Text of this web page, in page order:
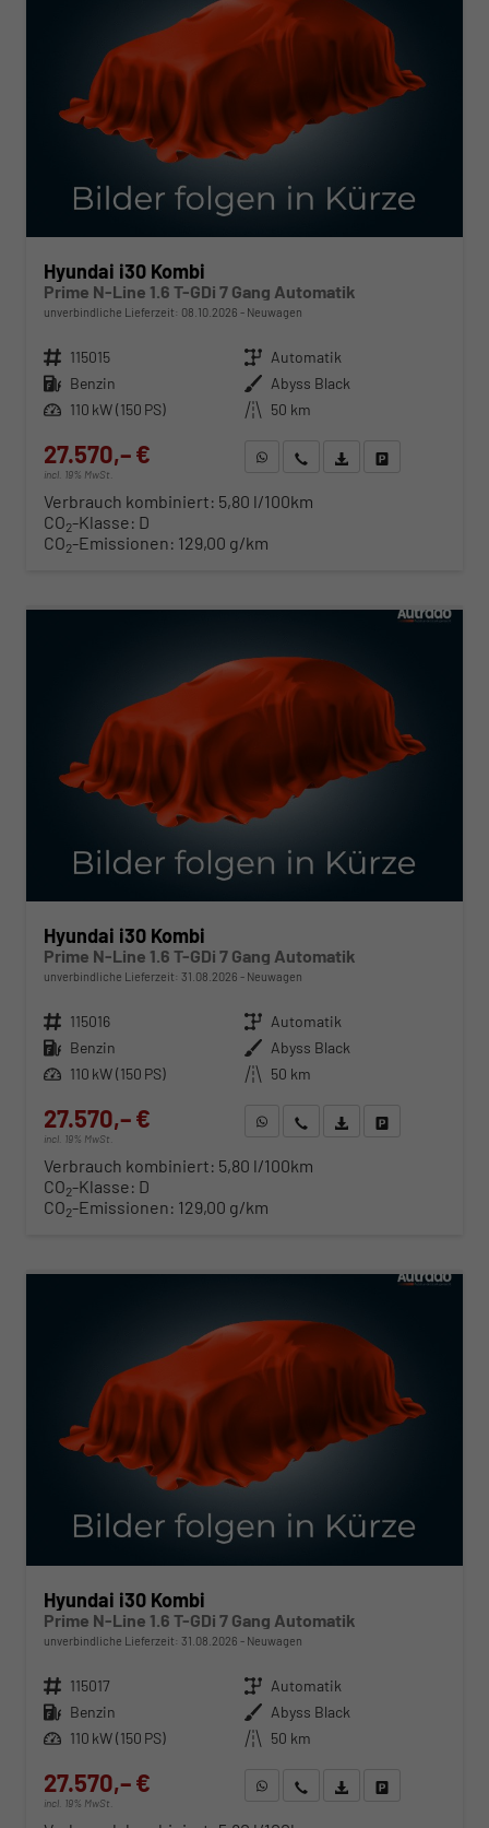
Hyundai i30 Kombi
Prime N-Line 1.6 T-GDi 7 Gang Automatik
unverbindliche Lieferzeit: 08.10.2026 Neuwagen
Fahrzeugnr. 115015 Getriebe Automatik
Kraftstoff Benzin Außenfarbe Abyss Black
Leistung 110 kW (150 PS) Kilometerstand 50 km
27.570,– €
incl. 19% MwSt.
WhatsApp anfragen
Wir rufen Sie anFahrzeugexposé (PDF)
Verbrauch kombiniert: 5,80 l/100km
CO2-Klasse: D
CO2-Emissionen: 129,00 g/km
Hyundai i30 Kombi
Prime N-Line 1.6 T-GDi 7 Gang Automatik
unverbindliche Lieferzeit: 31.08.2026 Neuwagen
Fahrzeugnr. 115016 Getriebe Automatik
Kraftstoff Benzin Außenfarbe Abyss Black
Leistung 110 kW (150 PS) Kilometerstand 50 km
27.570,– €
incl. 19% MwSt.
WhatsApp anfragen
Wir rufen Sie anFahrzeugexposé (PDF)
Verbrauch kombiniert: 5,80 l/100km
CO2-Klasse: D
CO2-Emissionen: 129,00 g/km
Hyundai i30 Kombi
Prime N-Line 1.6 T-GDi 7 Gang Automatik
unverbindliche Lieferzeit: 31.08.2026 Neuwagen
Fahrzeugnr. 115017 Getriebe Automatik
Kraftstoff Benzin Außenfarbe Abyss Black
Leistung 110 kW (150 PS) Kilometerstand 50 km
27.570,– €
incl. 19% MwSt.
WhatsApp anfragen
Wir rufen Sie anFahrzeugexposé (PDF)